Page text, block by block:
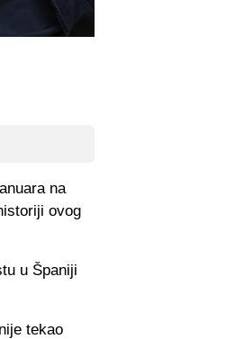
na
ovog
u Španiji
tekao